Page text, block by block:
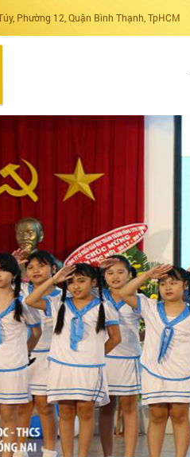
Phường 12, Quận Bình Thạnh, TpHCM